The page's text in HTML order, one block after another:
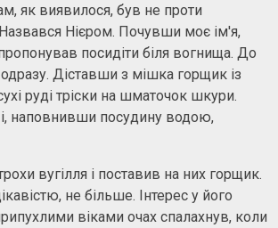
як виявилося, був не проти
Назвався Нієром. Почувши моє ім'я,
посидіти біля вогнища. До
Діставши з мішка горщик із
руді тріски на шматочок шкури.
наповнивши посудину водою,
вугілля і поставив на них горщик.
не більше. Інтерес у його
віками очах спалахнув, коли